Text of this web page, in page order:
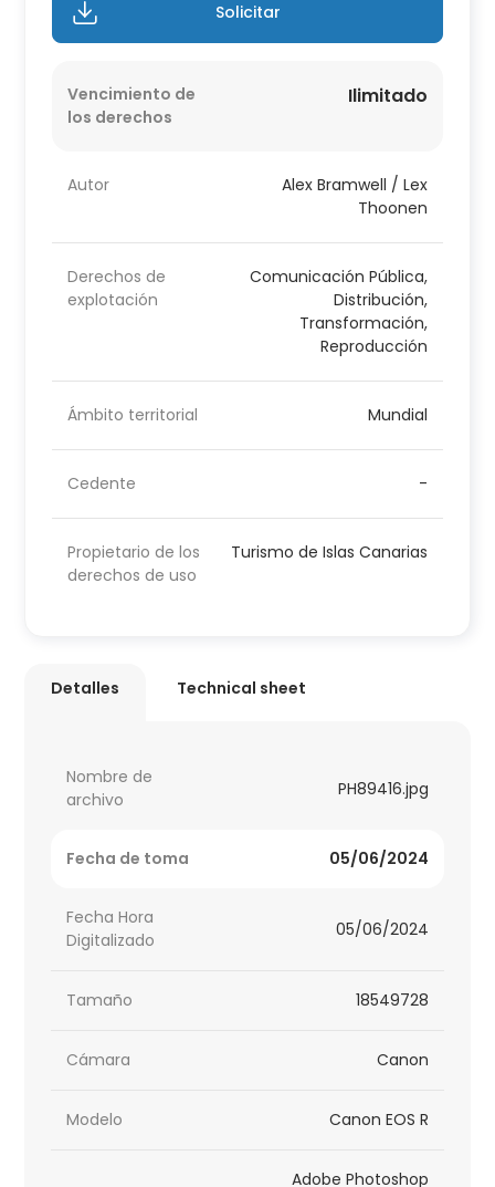
Solicitar
Vencimiento de
los derechos
Ilimitado
Autor
Alex Bramwell / Lex
Thoonen
Derechos de
explotación
Comunicación Pública,
Distribución,
Transformación,
Reproducción
Ámbito territorial Mundial
Cedente -
Propietario de los
derechos de uso
Turismo de Islas Canarias
Detalles Technical sheet
Nombre de
archivo
PH89416.jpg
Fecha de toma 05/06/2024
Fecha Hora
Digitalizado
05/06/2024
Tamaño 18549728
Cámara Canon
Modelo Canon EOS R
Adobe Photoshop